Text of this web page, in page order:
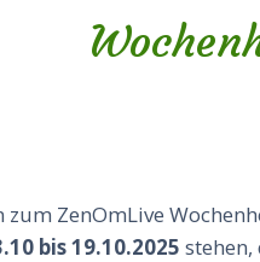
ZenOmLive
bis 19.10.2025